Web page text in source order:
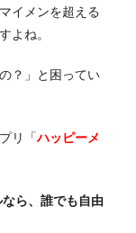
イメンを超える
よね。
？」と困ってい
リ「ハッピーメ
ら、誰でも自由